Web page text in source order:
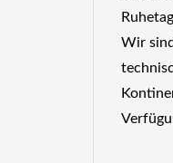
Wir